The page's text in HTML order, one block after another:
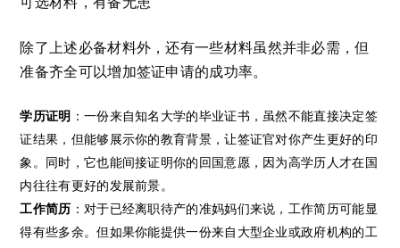
除了上述必备材料外，还有一些材料虽然并非必需，但
准备齐全可以增加签证申请的成功率。
学历证明 ：一份来自知名大学的毕业证书，虽然不能直接决定签
证结果，但能够展示你的教育背景，让签证官对你产生更好的印
象。同时，它也能间接证明你的回国意愿，因为高学历人才在国
内往往有更好的发展前景。
工作简历 ：对于已经离职待产的准妈妈们来说，工作简历可能显
得有些多余。但如果你能提供一份来自大型企业或政府机构的工